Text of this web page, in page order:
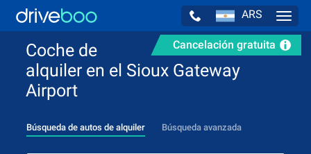
ARS
Cancelación gratuita
Coche de
alquiler en el Sioux Gateway
Airport
Búsqueda de autos de alquiler Búsqueda avanzada